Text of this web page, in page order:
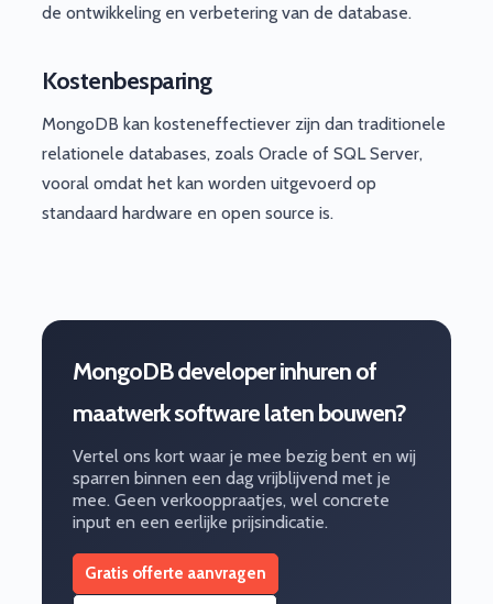
de ontwikkeling en verbetering van de database.
Kostenbesparing
MongoDB kan kosteneffectiever zijn dan traditionele
relationele databases, zoals Oracle of SQL Server,
vooral omdat het kan worden uitgevoerd op
standaard hardware en open source is.
MongoDB developer inhuren of
maatwerk software laten bouwen?
Vertel ons kort waar je mee bezig bent en wij
sparren binnen een dag vrijblijvend met je
mee. Geen verkooppraatjes, wel concrete
input en een eerlijke prijsindicatie.
Gratis offerte aanvragen